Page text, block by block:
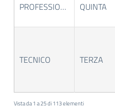
PROFESSIONALE QUINTA
TECNICO TERZA
Vista da 1 a 25 di 113 elementi